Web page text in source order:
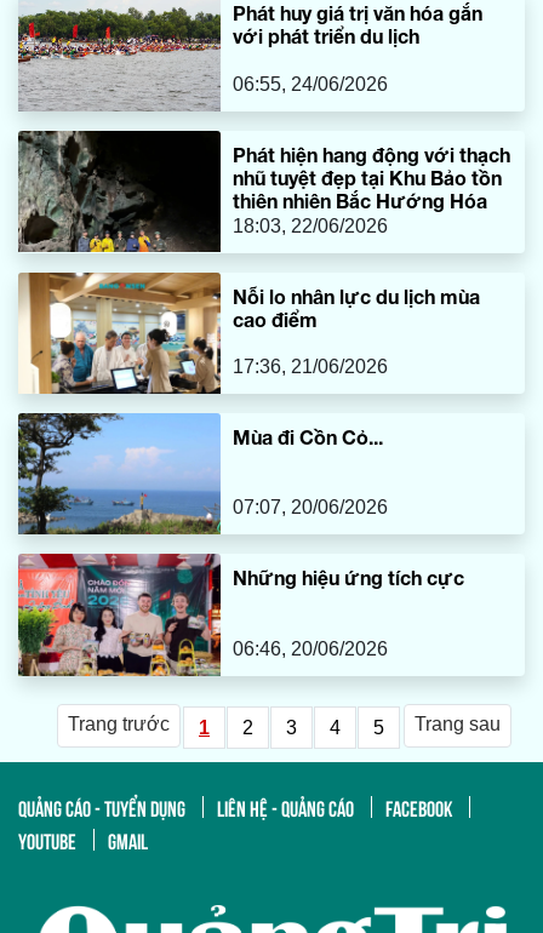
Phát huy giá trị văn hóa gắn
với phát triển du lịch
06:55, 24/06/2026
Phát hiện hang động với thạch
nhũ tuyệt đẹp tại Khu Bảo tồn
thiên nhiên Bắc Hướng Hóa
18:03, 22/06/2026
Nỗi lo nhân lực du lịch mùa
cao điểm
17:36, 21/06/2026
Mùa đi Cồn Cỏ...
07:07, 20/06/2026
Những hiệu ứng tích cực
06:46, 20/06/2026
Trang trước 1 2 3 4 5 Trang sau
QUẢNG CÁO - TUYỂN DỤNG LIÊN HỆ - QUẢNG CÁO
FACEBOOK
YOUTUBE
GMAIL